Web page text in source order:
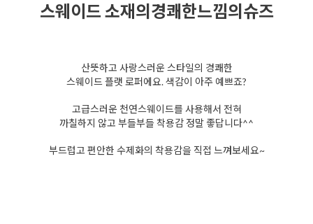
스웨이드 소재의경쾌한느낌의슈즈
산뜻하고 사랑스러운 스타일의 경쾌한
스웨이드 플랫 로퍼에요. 색감이 아주 예쁘죠?
고급스러운 천연스웨이드를 사용해서 전혀
까칠하지 않고 부들부들 착용감 정말 좋답니다^^
부드럽고 편안한 수제화의 착용감을 직접 느껴보세요~